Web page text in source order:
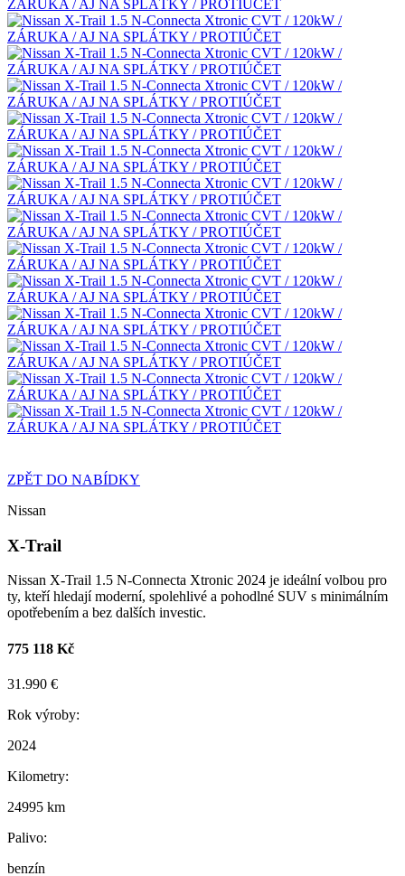
ZPĚT DO NABÍDKY
Nissan
X-Trail
Nissan X-Trail 1.5 N-Connecta Xtronic 2024 je ideální volbou pro
ty, kteří hledají moderní, spolehlivé a pohodlné SUV s minimálním
opotřebením a bez dalších investic.
775 118 Kč
31.990 €
Rok výroby:
2024
Kilometry:
24995 km
Palivo:
benzín